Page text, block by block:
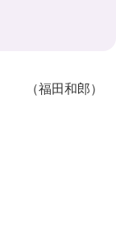
（福田和郎）